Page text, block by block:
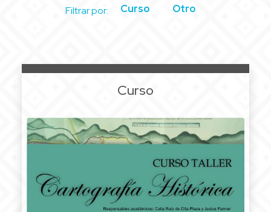
Filtrar por: Curso Otro
Curso